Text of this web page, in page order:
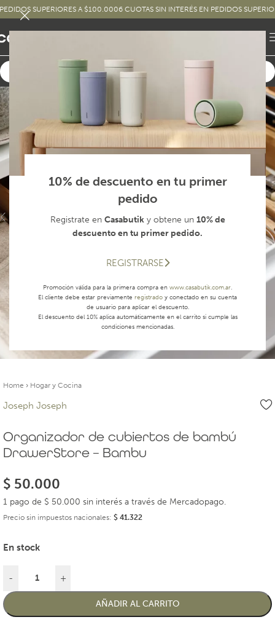
10% de descuento en tu primer
pedido
Registrate en Casabutiky obtene un 10% de
descuento en tu primer pedido.
REGISTRARSE
Promoción válida para la primera compra en www.casabutik.com.ar.
El cliente debe estar previamente registrado y conectado en su cuenta
de usuario para aplicar el descuento.
El descuento del 10% aplica automáticamente en el carrito si cumple las
condiciones mencionadas.
SUPERIORES A $100.0006 CUOTAS SIN INTERÉS EN PEDIDOS SUPERIORES
Home › Hogar y Cocina
Joseph Joseph
Organizador de cubiertos de bambú
DrawerStore – Bambu
$ 50.000
1 pago de $ 50.000 sin interés a través de Mercadopago.
Precio sin impuestos nacionales: $ 41.322
En stock
- +
AÑADIR AL CARRITO